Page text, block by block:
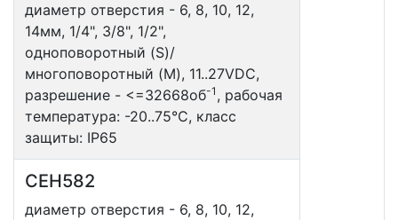
диаметр отверстия - 6, 8, 10, 12,
14мм, 1/4", 3/8", 1/2",
одноповоротный (S)/
многоповоротный (M), 11..27VDC,
разрешение - <=32668об-1 , рабочая
температура: -20..75°С, класс
защиты: IP65
CEH582
диаметр отверстия - 6, 8, 10, 12,